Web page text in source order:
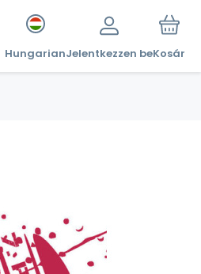
HungarianJelentkezzen beKosár